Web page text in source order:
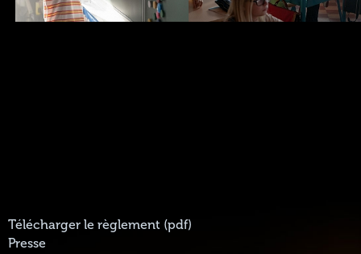
Télécharger le règlement (pdf)
Presse